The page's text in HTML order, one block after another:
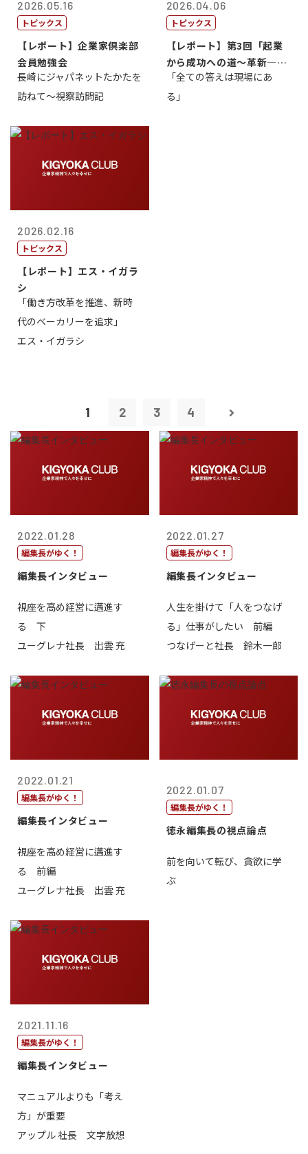
2026.05.16
トピックス
【レポート】企業家倶楽部
会員勉強会
長崎にジャパネットたかたを
訪ねて～視察訪問記
2026.04.06
トピックス
【レポート】第3回「起業
から成功への道～革新―挑
戦の先にある...
「全ての答えは現場にあ
る」
2026.02.16
トピックス
【レポート】エス・イガラ
シ
「働き方改革を推進、新時
代のベーカリーを追求」
エス・イガラシ
1 2 3 4
2022.01.28
編集長がゆく！
編集長インタビュー
視座を高め経営に邁進す
る 下
ユーグレナ社長 出雲 充
2022.01.27
編集長がゆく！
編集長インタビュー
人生を掛けて「人をつなげ
る」仕事がしたい 前編
つなげーと社長 鈴木一郎
2022.01.21
編集長がゆく！
編集長インタビュー
視座を高め経営に邁進す
る 前編
ユーグレナ社長 出雲 充
2022.01.07
編集長がゆく！
徳永編集長の視点論点
前を向いて転び、貪欲に学
ぶ
2021.11.16
編集長がゆく！
編集長インタビュー
マニュアルよりも「考え
方」が重要
アップル 社長 文字放想